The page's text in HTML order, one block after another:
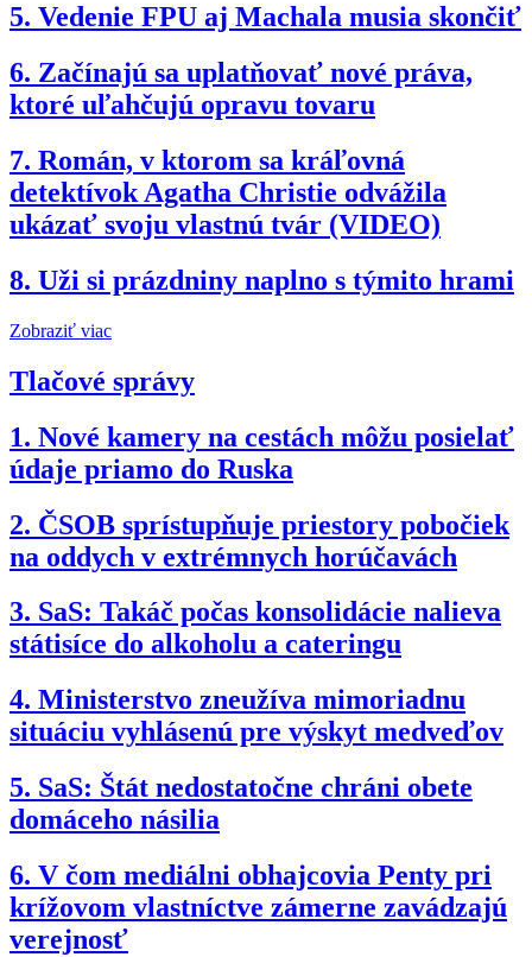
5. Vedenie FPU aj Machala musia skončiť
6. Začínajú sa uplatňovať nové práva,
ktoré uľahčujú opravu tovaru
7. Román, v ktorom sa kráľovná
detektívok Agatha Christie odvážila
ukázať svoju vlastnú tvár (VIDEO)
8. Uži si prázdniny naplno s týmito hrami
Zobraziť viac
Tlačové správy
1. Nové kamery na cestách môžu posielať
údaje priamo do Ruska
2. ČSOB sprístupňuje priestory pobočiek
na oddych v extrémnych horúčavách
3. SaS: Takáč počas konsolidácie nalieva
státisíce do alkoholu a cateringu
4. Ministerstvo zneužíva mimoriadnu
situáciu vyhlásenú pre výskyt medveďov
5. SaS: Štát nedostatočne chráni obete
domáceho násilia
6. V čom mediálni obhajcovia Penty pri
krížovom vlastníctve zámerne zavádzajú
verejnosť